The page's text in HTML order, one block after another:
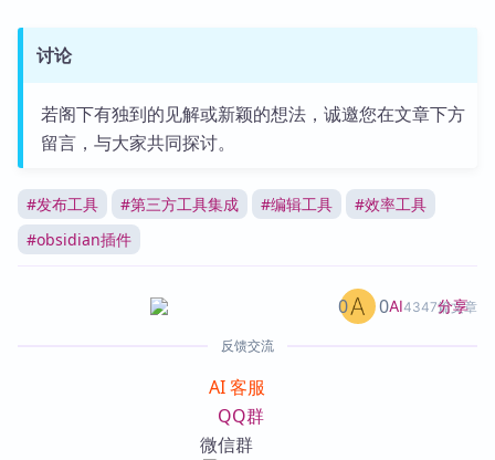
讨论
若阁下有独到的见解或新颖的想法，诚邀您在文章下方
留言，与大家共同探讨。
#发布工具 #第三方工具集成 #编辑工具 #效率工具
#obsidian插件
AI4347篇文章
0 0 分享
反馈交流
AI 客服
QQ群
微信群